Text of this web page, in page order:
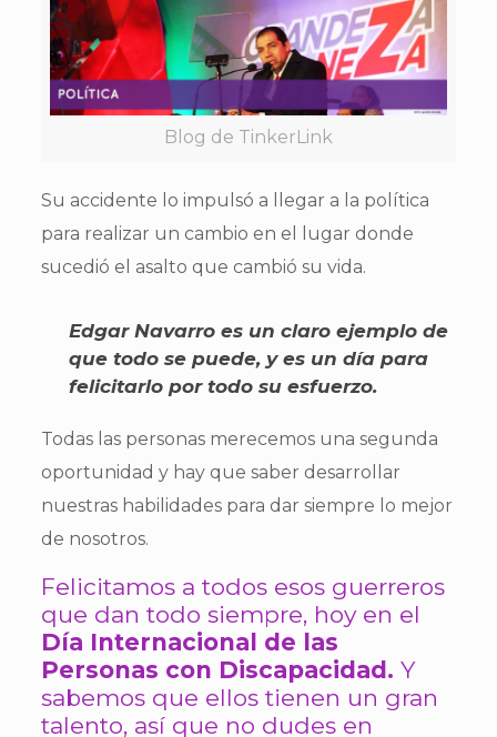
Blog de TinkerLink
Su accidente lo impulsó a llegar a la política
para realizar un cambio en el lugar donde
sucedió el asalto que cambió su vida.
Edgar Navarro es un claro ejemplo de
que todo se puede, y es un día para
felicitarlo por todo su esfuerzo.
Todas las personas merecemos una segunda
oportunidad y hay que saber desarrollar
nuestras habilidades para dar siempre lo mejor
de nosotros.
Felicitamos a todos esos guerreros
que dan todo siempre, hoy en el
Día Internacional de las
Personas con Discapacidad. Y
sabemos que ellos tienen un gran
talento, así que no dudes en